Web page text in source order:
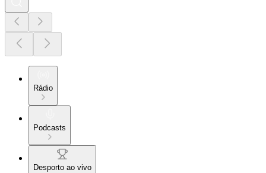
Rádio
Podcasts
Desporto ao vivo